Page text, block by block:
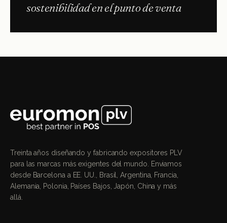
sostenibilidad en el punto de venta
Treinta años diseñando y fabricando expositores PLV
para las marcas más exigentes del mundo. Enviamos
desde Barcelona a EE. UU., Brasil, Argentina, Francia,
Alemania, Polonia, Países Bajos, Japón, China y más
allá.